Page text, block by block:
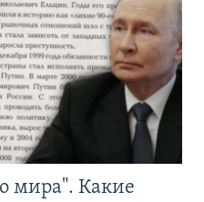
мира". Какие